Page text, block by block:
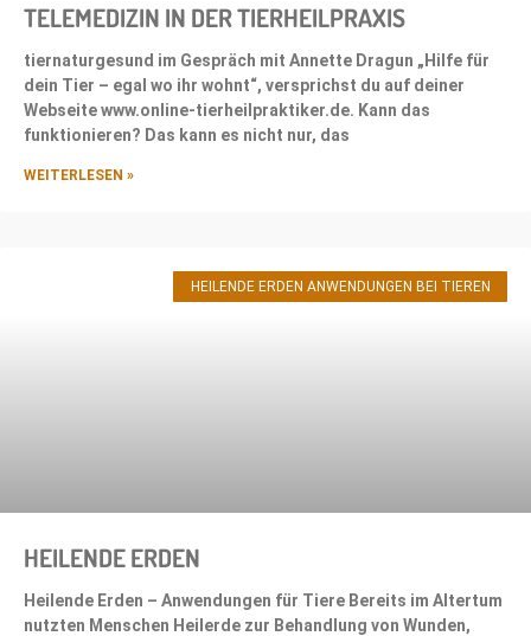
TELEMEDIZIN IN DER TIERHEILPRAXIS
tiernaturgesund im Gespräch mit Annette Dragun „Hilfe für
dein Tier – egal wo ihr wohnt“, versprichst du auf deiner
Webseite www.online-tierheilpraktiker.de. Kann das
funktionieren? Das kann es nicht nur, das
WEITERLESEN »
HEILENDE ERDEN ANWENDUNGEN BEI TIEREN
HEILENDE ERDEN
Heilende Erden – Anwendungen für Tiere Bereits im Altertum
nutzten Menschen Heilerde zur Behandlung von Wunden,